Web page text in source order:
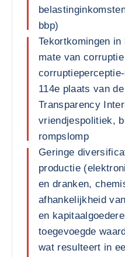
bbp)
Tekortkomingen
mate van
114e plaats van
Transparency
vriendjespolitiek,
rompslomp
Geringe
productie
en dranken,
afhankelijkheid
en
toegevoegde
wat resulteert in